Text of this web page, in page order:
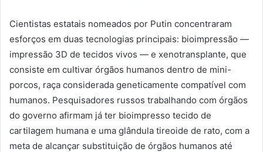
Cientistas estatais nomeados por Putin concentraram
esforços em duas tecnologias principais: bioimpressão —
impressão 3D de tecidos vivos — e xenotransplante, que
consiste em cultivar órgãos humanos dentro de mini-
porcos, raça considerada geneticamente compatível com
humanos. Pesquisadores russos trabalhando com órgãos
do governo afirmam já ter bioimpresso tecido de
cartilagem humana e uma glândula tireoide de rato, com a
meta de alcançar substituição de órgãos humanos até